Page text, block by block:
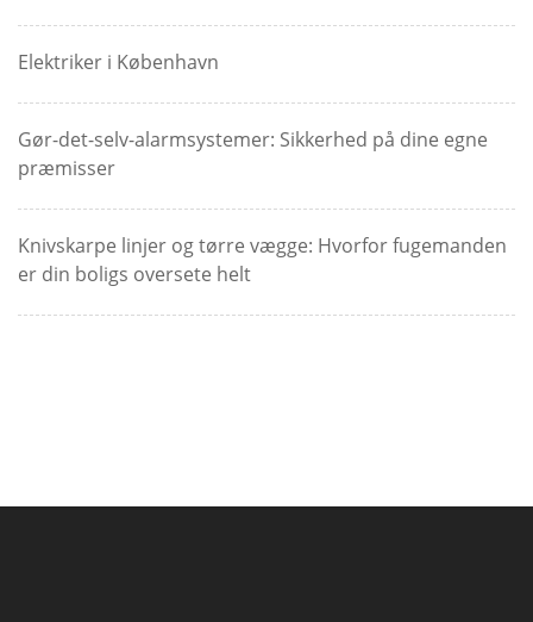
Elektriker i København
Gør-det-selv-alarmsystemer: Sikkerhed på dine egne
præmisser
Knivskarpe linjer og tørre vægge: Hvorfor fugemanden
er din boligs oversete helt